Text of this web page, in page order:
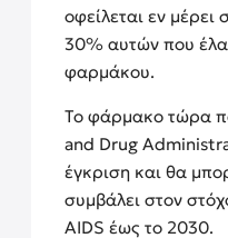
οφείλεται εν
30% αυτών που
φαρμάκου.
Το φάρμακο τώρα
and Drug
έγκριση και θα
συμβάλει στον
AIDS έως το 2030.